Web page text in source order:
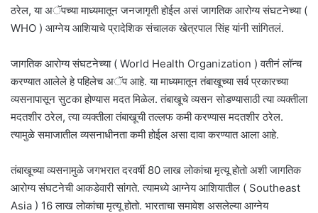
ठरेल, या अॅपच्या माध्यमातून जनजागृती होईल असं जागतिक आरोग्य संघटनेच्या (
WHO ) आग्नेय आशियाचे प्रादेशिक संचालक खेत्रपाल सिंह यांनी सांगितलं.
जागतिक आरोग्य संघटनेच्या ( World Health Organization ) वतीनं लॉन्च
करण्यात आलेले हे पहिलेच अॅप आहे. या माध्यमातून तंबाखूच्या सर्व प्रकारच्या
व्यसनापासून सुटका होण्यास मदत मिळेल. तंबाखूचे व्यसन सोडण्यासाठी त्या व्यक्तीला
मदतशीर ठरेल, त्या व्यक्तीला तंबाखूची तल्लफ कमी करण्यास मदतशीर ठरेल.
त्यामुळे समाजातील व्यसनाधीनता कमी होईल असा दावा करण्यात आला आहे.
तंबाखूच्या व्यसनामुळे जगभरात दरवर्षी 80 लाख लोकांचा मृत्यू होतो अशी जागतिक
आरोग्य संघटनेची आकडेवारी सांगते. त्यामध्ये आग्नेय आशियातील ( Southeast
Asia ) 16 लाख लोकांचा मृत्यू होतो. भारताचा समावेश असलेल्या आग्नेय